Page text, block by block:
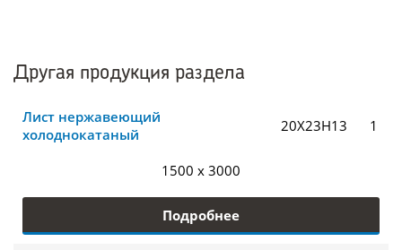
Другая продукция раздела
Лист нержавеющий
холоднокатаный
20Х23Н13 1
1500 x 3000
Подробнее